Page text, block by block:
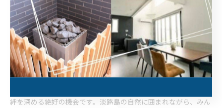
予約前には、ヴィラの公式サイトや口コミで設備の詳細や利用者
の体験談を参考にするのが賢明です。実際の利用者の声は、バー
ベキューやサウナの満足度を判断する大きな手がかりとなりま
す。
グループ旅行で味わうヴィラのバーベキュー体験
絆を深める絶好の機会です。淡路島の自然に囲まれながら、みん